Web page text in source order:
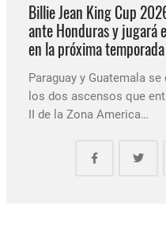
Billie Jean King Cup
ante Honduras y jugará
en la próxima temporada
Paraguay y Guatemala
los dos ascensos que
II de la Zona America…